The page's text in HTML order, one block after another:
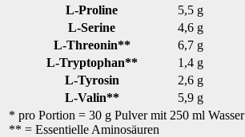
L-Proline
5,5 g
L-Serine
4,6 g
L-Threonin**
6,7 g
L-Tryptophan**
1,4 g
L-Tyrosin
2,6 g
L-Valin**
5,9 g
* pro Portion = 30 g Pulver mit 250 ml Wasser
** = Essentielle Aminosäuren